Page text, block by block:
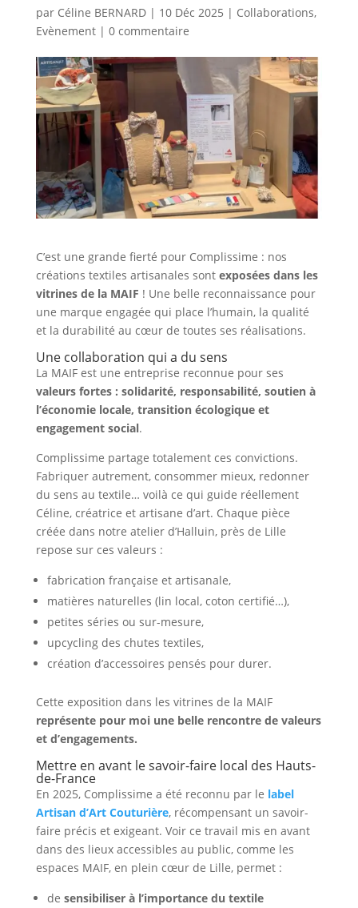
par Céline BERNARD| 10 Déc 2025 | Collaborations,
Evènement| 0 commentaire
C’est une grande fierté pour Complissime : nos
créations textiles artisanales sont exposées dans les
vitrines de la MAIF ! Une belle reconnaissance pour
une marque engagée qui place l’humain, la qualité
et la durabilité au cœur de toutes ses réalisations.
Une collaboration qui a du sens
La MAIF est une entreprise reconnue pour ses
valeurs fortes : solidarité, responsabilité, soutien à
l’économie locale, transition écologique et
engagement social.
Complissime partage totalement ces convictions.
Fabriquer autrement, consommer mieux, redonner
du sens au textile… voilà ce qui guide réellement
Céline, créatrice et artisane d’art. Chaque pièce
créée dans notre atelier d’Halluin, près de Lille
repose sur ces valeurs :
fabrication française et artisanale,
matières naturelles (lin local, coton certifié…),
petites séries ou sur-mesure,
upcycling des chutes textiles,
création d’accessoires pensés pour durer.
Cette exposition dans les vitrines de la MAIF
représente pour moi une belle rencontre de valeurs
et d’engagements.
Mettre en avant le savoir-faire local des Hauts-
de-France
En 2025, Complissime a été reconnu par le label
Artisan d’Art Couturière, récompensant un savoir-
faire précis et exigeant. Voir ce travail mis en avant
dans des lieux accessibles au public, comme les
espaces MAIF, en plein cœur de Lille, permet :
de sensibiliser à l’importance du textile